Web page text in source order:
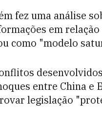
fez uma análise
em
como "modelo
entre China e
legislação